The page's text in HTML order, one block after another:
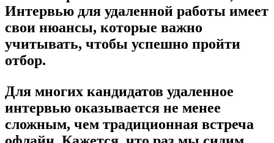
Интервью для удаленной работы имеет
свои нюансы, которые важно
учитывать, чтобы успешно пройти
отбор.
Для многих кандидатов удаленное
интервью оказывается не менее
сложным, чем традиционная встреча